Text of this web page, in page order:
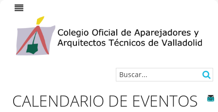
CALENDARIO DE EVENTOS